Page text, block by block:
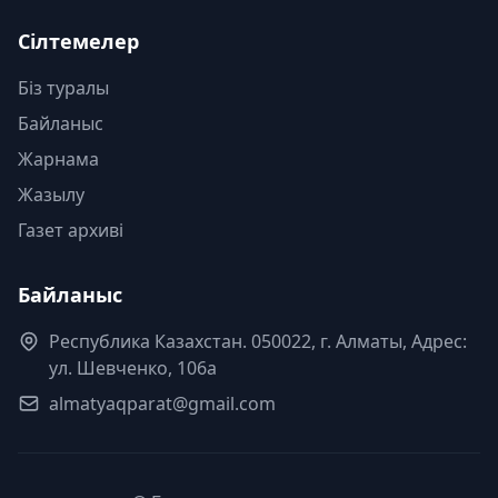
Сілтемелер
Біз туралы
Байланыс
Жарнама
Жазылу
Газет архиві
Байланыс
Республика Казахстан. 050022, г. Алматы, Адрес:
ул. Шевченко, 106а
almatyaqparat@gmail.com